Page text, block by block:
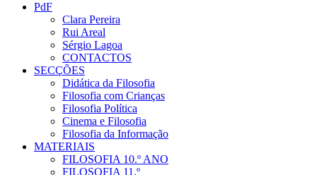
PdF
Clara Pereira
Rui Areal
Sérgio Lagoa
CONTACTOS
SECÇÕES
Didática da Filosofia
Filosofia com Crianças
Filosofia Política
Cinema e Filosofia
Filosofia da Informação
MATERIAIS
FILOSOFIA 10.º ANO
FILOSOFIA 11.º